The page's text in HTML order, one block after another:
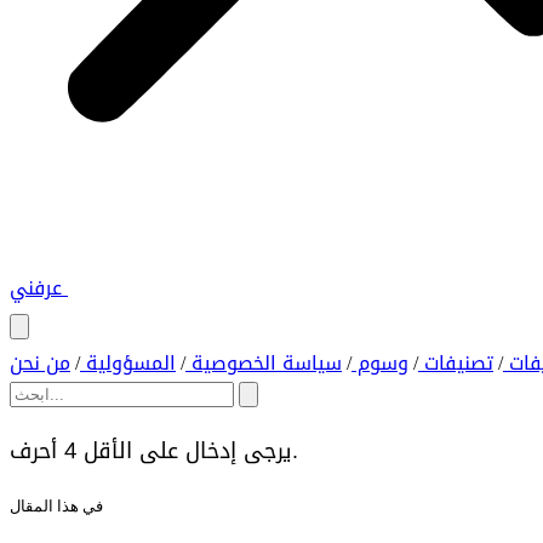
عرفني
/ تصنيفات/ وسوم/ سياسة الخصوصية/ المسؤولية/ من نحن
يرجى إدخال على الأقل 4 أحرف.
في هذا المقال